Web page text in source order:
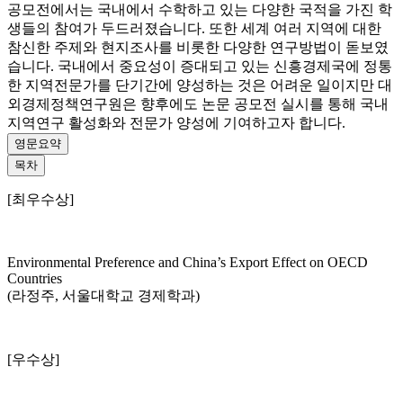
공모전에서는 국내에서 수학하고 있는 다양한 국적을 가진 학
생들의 참여가 두드러졌습니다. 또한 세계 여러 지역에 대한
참신한 주제와 현지조사를 비롯한 다양한 연구방법이 돋보였
습니다. 국내에서 중요성이 증대되고 있는 신흥경제국에 정통
한 지역전문가를 단기간에 양성하는 것은 어려운 일이지만 대
외경제정책연구원은 향후에도 논문 공모전 실시를 통해 국내
지역연구 활성화와 전문가 양성에 기여하고자 합니다.
영문요약
목차
[최우수상]
Environmental Preference and China’s Export Effect on OECD
Countries
(라정주, 서울대학교 경제학과)
[우수상]